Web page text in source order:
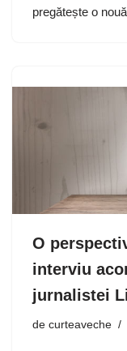
pregătește o
O
interviu
jurnalistei
de curteaveche